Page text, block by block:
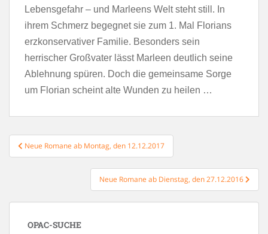
Lebensgefahr – und Marleens Welt steht still. In
ihrem Schmerz begegnet sie zum 1. Mal Florians
erzkonservativer Familie. Besonders sein
herrischer Großvater lässt Marleen deutlich seine
Ablehnung spüren. Doch die gemeinsame Sorge
um Florian scheint alte Wunden zu heilen …
Beitragsnavigation
Neue Romane ab Montag, den 12.12.2017
Neue Romane ab Dienstag, den 27.12.2016
OPAC-SUCHE